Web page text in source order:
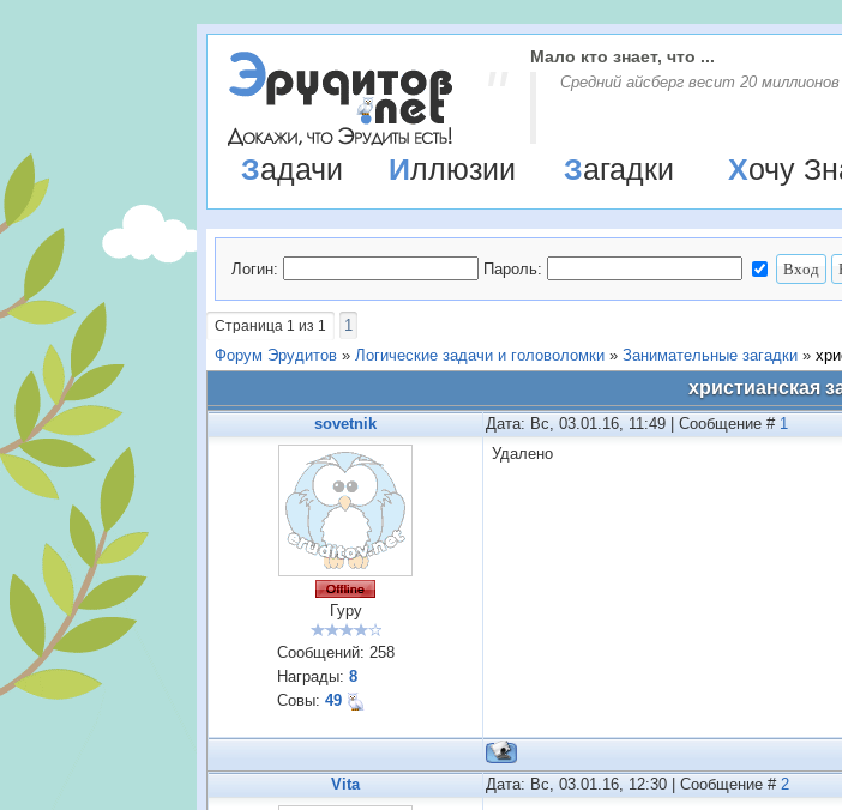
Мало кто знает, что ...
Средний айсберг весит 20
Задачи Иллюзии Загадки Хочу
Логин: Пароль:
Страница 1 из 1
1
Форум Эрудитов » Логические задачи и головоломки » Занимательные загадки »
христианская
sovetnik Дата: Вс, 03.01.16, 11:49 | Сообщение # 1
Гуру
Сообщений: 258
Награды: 8
Совы: 49
Удалено
Vita Дата: Вс, 03.01.16, 12:30 | Сообщение # 2